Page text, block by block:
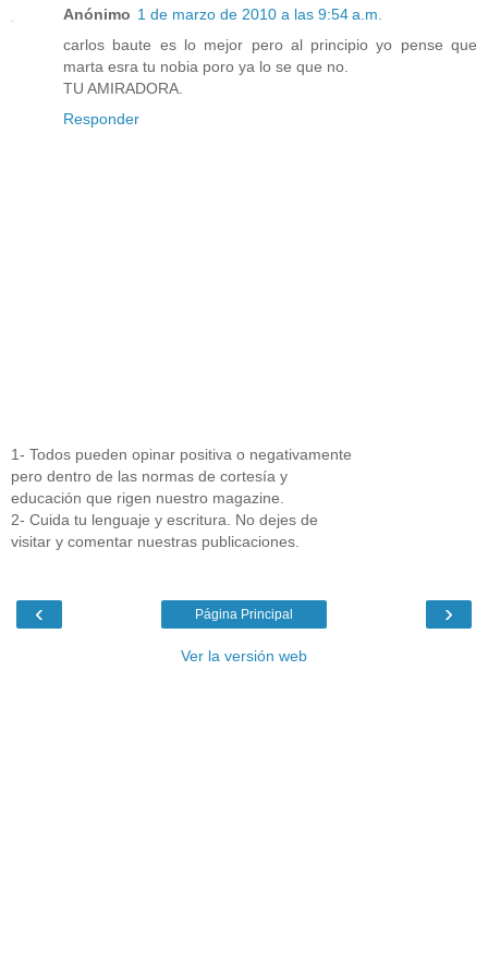
Anónimo 1 de marzo de 2010 a las 9:54 a.m.
carlos baute es lo mejor pero al principio yo pense que
marta esra tu nobia poro ya lo se que no.
TU AMIRADORA.
Responder
1- Todos pueden opinar positiva o negativamente
pero dentro de las normas de cortesía y
educación que rigen nuestro magazine.
2- Cuida tu lenguaje y escritura. No dejes de
visitar y comentar nuestras publicaciones.
‹ ›
Página Principal
Ver la versión web